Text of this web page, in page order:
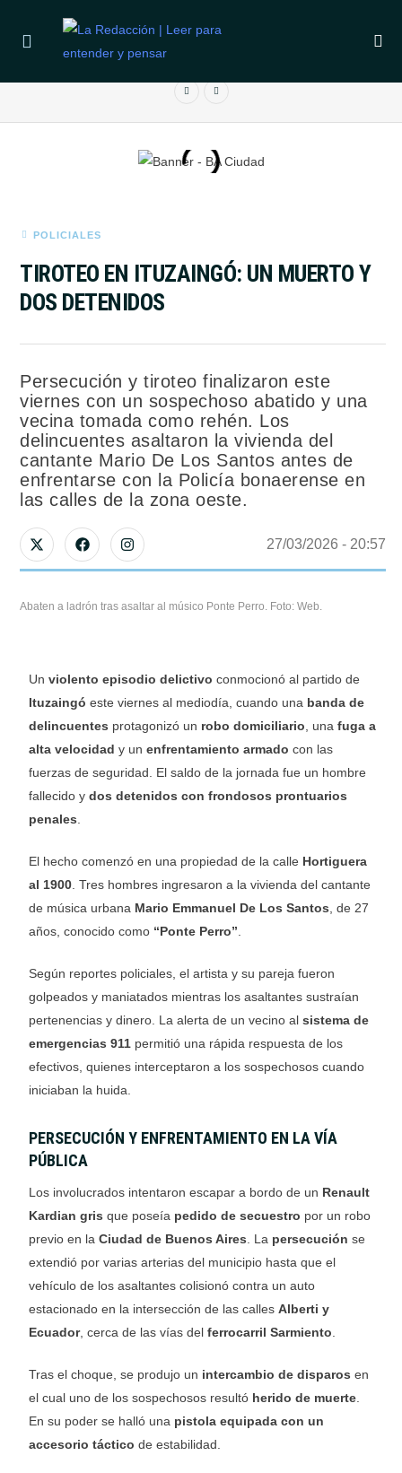
ÚLTIMAS NOTICIAS
EL SENADO DEBATIRÁ LA LEY DE PROPIEDAD PRIVADA SIN
POLICIALES
TIROTEO EN ITUZAINGÓ: UN MUERTO Y
DOS DETENIDOS
Persecución y tiroteo finalizaron este
viernes con un sospechoso abatido y una
vecina tomada como rehén. Los
delincuentes asaltaron la vivienda del
cantante Mario De Los Santos antes de
enfrentarse con la Policía bonaerense en
las calles de la zona oeste.
27/03/2026 - 20:57
Abaten a ladrón tras asaltar al músico Ponte Perro. Foto: Web.
Un violento episodio delictivo conmocionó al partido de
Ituzaingó este viernes al mediodía, cuando una banda de
delincuentes protagonizó un robo domiciliario , una fuga a
alta velocidad y un enfrentamiento armado con las
fuerzas de seguridad. El saldo de la jornada fue un hombre
fallecido y dos detenidos con frondosos prontuarios
penales
El hecho comenzó en una propiedad de la calle Hortiguera
al 1900 . Tres hombres ingresaron a la vivienda del cantante
de música urbana Mario Emmanuel De Los Santos , de 27
años, conocido como “Ponte Perro”
Según reportes policiales, el artista y su pareja fueron
golpeados y maniatados mientras los asaltantes sustraían
pertenencias y dinero. La alerta de un vecino al sistema de
emergencias 911 permitió una rápida respuesta de los
efectivos, quienes interceptaron a los sospechosos cuando
iniciaban la huida.
PERSECUCIÓN Y ENFRENTAMIENTO EN LA VÍA
PÚBLICA
Los involucrados intentaron escapar a bordo de un Renault
Kardian gris que poseía pedido de secuestro por un robo
previo en la Ciudad de Buenos Aires . La persecución se
extendió por varias arterias del municipio hasta que el
vehículo de los asaltantes colisionó contra un auto
estacionado en la intersección de las calles Alberti y
Ecuador, cerca de las vías del ferrocarril Sarmiento
Tras el choque, se produjo un intercambio de disparos en
el cual uno de los sospechosos resultó herido de muerte
En su poder se halló una pistola equipada con un
accesorio táctico de estabilidad.